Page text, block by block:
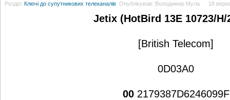
Розділ: Ключі до супутникових телеканалів Опублікував: Володимир Мула 18
Jetix (HotBird 13E 10723/H/
[British Telecom]
0D03A0
002179387D6246099F